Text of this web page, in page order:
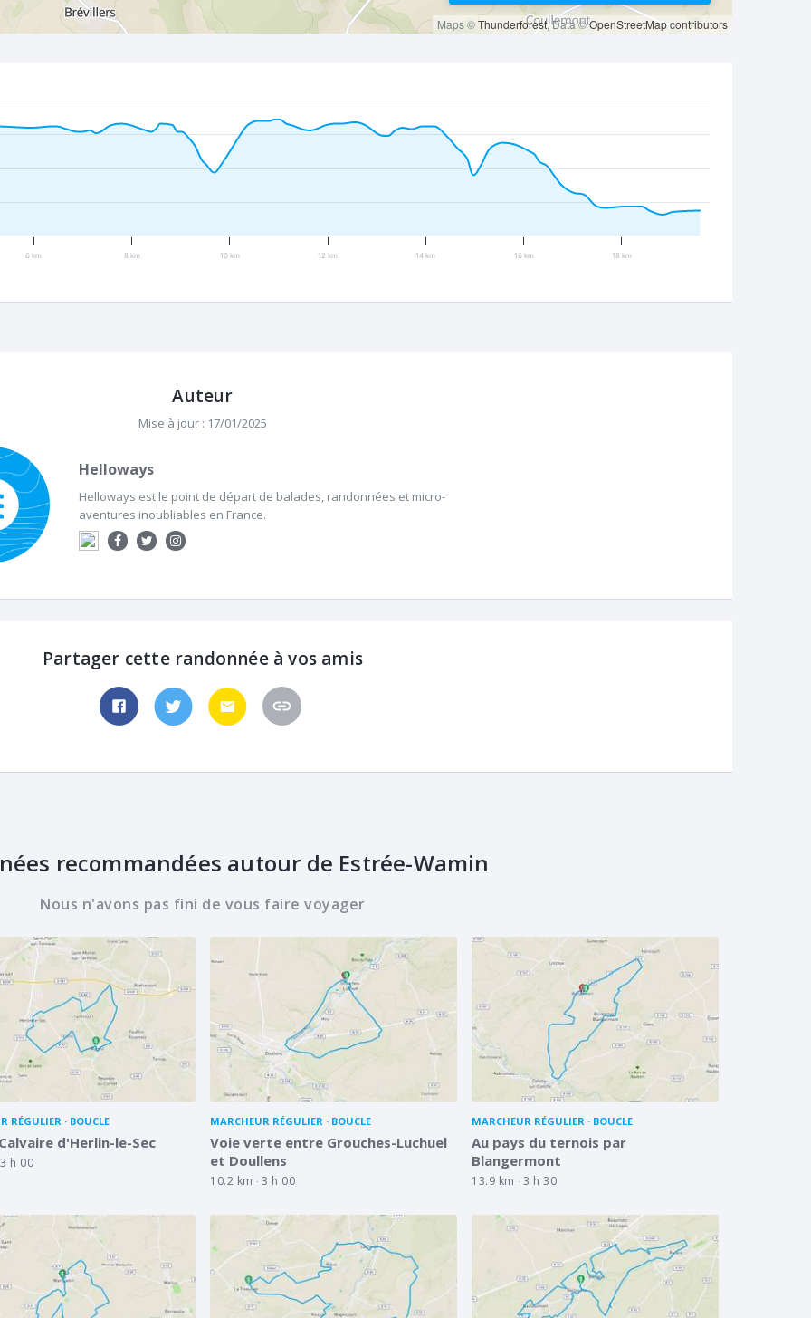
Maps ©Thunderforest, Data ©OpenStreetMap contributors
6 km 8 km 10 km 12 km 14 km 16 km 18 km
Auteur
Mise à jour : 17/01/2025
Helloways
Helloways est le point de départ de balades, randonnées et micro-
aventures inoubliables en France.
Partager cette randonnée à vos amis
recommandées autour de Estrée-Wamin
Nous n'avons pas fini de vous faire voyager
RÉGULIER BOUCLE
d'Herlin-le-Sec
3 h 00
MARCHEUR RÉGULIER BOUCLE
Voie verte entre Grouches-Luchuel
et Doullens
10.2 km 3 h 00
MARCHEUR RÉGULIER BOUCLE
Au pays du ternois par
Blangermont
13.9 km 3 h 30